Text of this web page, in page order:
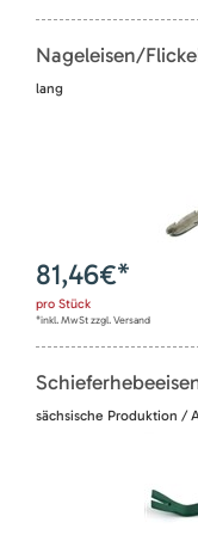
Nageleisen/
lang
81,46€*
pro Stück
*inkl. MwSt zzgl. Versand
sächsische Produktion /